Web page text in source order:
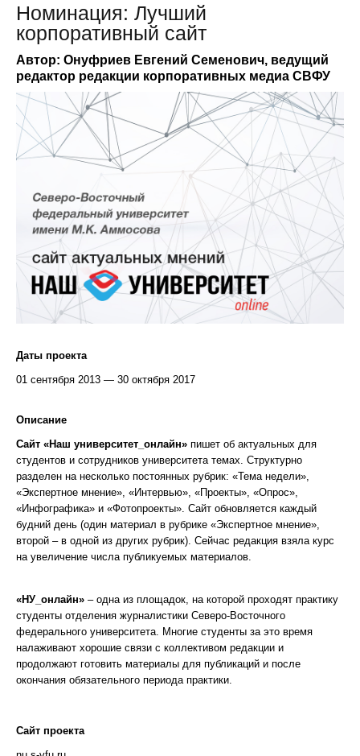
Номинация: Лучший
корпоративный сайт
Автор: Онуфриев Евгений Семенович, ведущий
редактор редакции корпоративных медиа СВФУ
Даты проекта
01 сентября 2013 — 30 октября 2017
Описание
Сайт «Наш университет_онлайн» пишет об актуальных для
студентов и сотрудников университета темах. Структурно
разделен на несколько постоянных рубрик: «Тема недели»,
«Экспертное мнение», «Интервью», «Проекты», «Опрос»,
«Инфографика» и «Фотопроекты». Сайт обновляется каждый
будний день (один материал в рубрике «Экспертное мнение»,
второй – в одной из других рубрик). Сейчас редакция взяла курс
на увеличение числа публикуемых материалов.
«НУ_онлайн» – одна из площадок, на которой проходят практику
студенты отделения журналистики Северо-Восточного
федерального университета. Многие студенты за это время
налаживают хорошие связи с коллективом редакции и
продолжают готовить материалы для публикаций и после
окончания обязательного периода практики.
Сайт проекта